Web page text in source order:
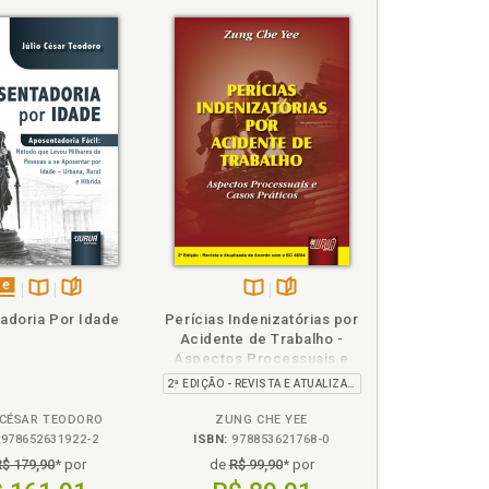
dos direitos sociais dos beneficiários, p.
concessão de benefícios para pessoas
Disponível
páginas
Por Idade
TEODORO
2
179,90* por
Disponível
na
B.V.
páginas
Perícias Indenizatórias por
Acidente de Trabalho -
Aspectos Processuais e
Casos Práticos
2ª EDIÇÃO - REVISTA E ATUALIZADA
ZUNG CHE YEE
ISBN: 978853621768-0
deR$ 99,90* por